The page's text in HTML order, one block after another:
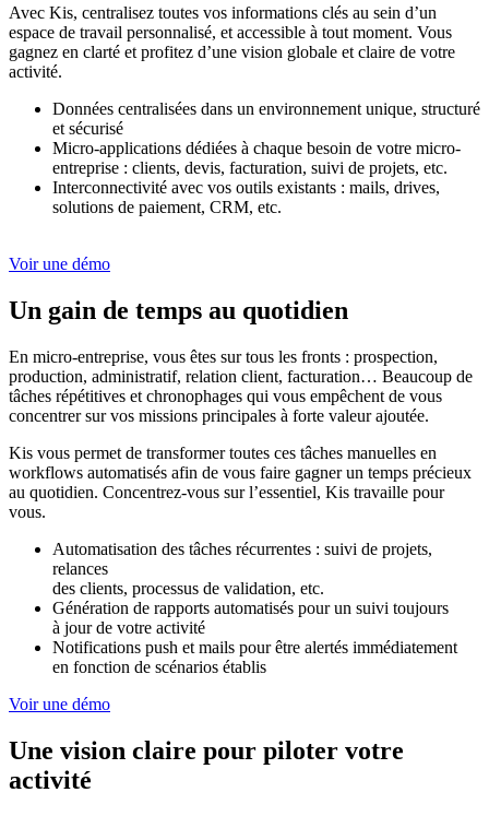
Avec Kis, centralisez toutes vos informations clés au sein d’un
espace de travail personnalisé, et accessible à tout moment. Vous
gagnez en clarté et profitez d’une vision globale et claire de votre
activité.
Données centralisées dans un environnement unique, structuré
et sécurisé
Micro-applications dédiées à chaque besoin de votre micro-
entreprise : clients, devis, facturation, suivi de projets, etc.
Interconnectivité avec vos outils existants : mails, drives,
solutions de paiement, CRM, etc.
Voir une démo
Un gain de temps au quotidien
En micro-entreprise, vous êtes sur tous les fronts : prospection,
production, administratif, relation client, facturation… Beaucoup de
tâches répétitives et chronophages qui vous empêchent de vous
concentrer sur vos missions principales à forte valeur ajoutée.
Kis vous permet de transformer toutes ces tâches manuelles en
workflows automatisés afin de vous faire gagner un temps précieux
au quotidien. Concentrez-vous sur l’essentiel, Kis travaille pour
vous.
Automatisation des tâches récurrentes : suivi de projets,
relances
des clients, processus de validation, etc.
Génération de rapports automatisés pour un suivi toujours
à jour de votre activité
Notifications push et mails pour être alertés immédiatement
en fonction de scénarios établis
Voir une démo
Une vision claire pour piloter votre
activité